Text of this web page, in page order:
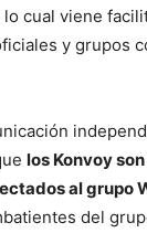
cual viene
y grupos
los Konvoy
al grupo
del